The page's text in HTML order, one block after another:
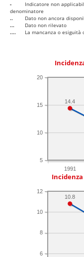
-
Indicatore non
denominatore
..
Dato non ancora
...
Dato non rilevato
....
La mancanza o
1991
5
10
15
20
14.4
6
8
10
12
10.8